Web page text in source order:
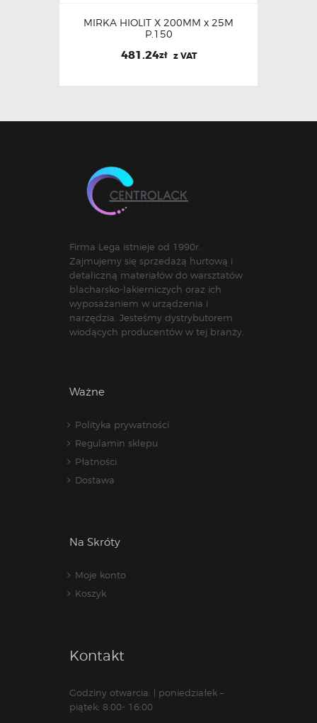
MIRKA HIOLIT X 200MM x 25M
P.150
481.24zł z VAT
Firma Lega istnieje od 1990r.
Zajmujemy się sprzedażą hurtową i
detaliczną materiałów do warsztatów
blacharsko-lakierniczych oraz ich
wyposażaniem w urządzenia i
narzędzia. Jesteśmy dystrybutorem
wiodących producentów w tej branży.
Ważne
Polityka prywatności
Regulamin sklepu
Płatności
Dostawa
Na Skróty
Moje konto
Koszyk
Kontakt
Godziny otwarcia: | poniedziałek –
piątek: 8:00- 16:00